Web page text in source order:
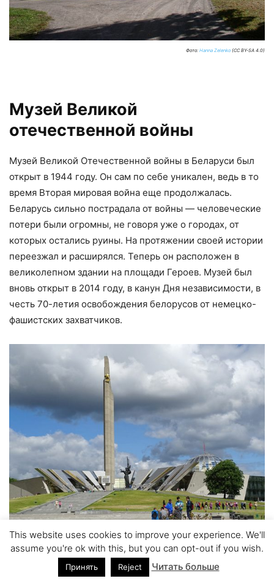
Фото: Hanna Zelenko (CC BY-SA 4.0)
Музей Великой
отечественной войны
Музей Великой Отечественной войны в Беларуси был
открыт в 1944 году. Он сам по себе уникален, ведь в то
время Вторая мировая война еще продолжалась.
Беларусь сильно пострадала от войны — человеческие
потери были огромны, не говоря уже о городах, от
которых остались руины. На протяжении своей истории
переезжал и расширялся. Теперь он расположен в
великолепном здании на площади Героев. Музей был
вновь открыт в 2014 году, в канун Дня независимости, в
честь 70-летия освобождения белорусов от немецко-
фашистских захватчиков.
Фото: Adam Jones from Kelowna, BC, Canada(CC BY-SA 2.0)
This website uses cookies to improve your experience. We'll
assume you're ok with this, but you can opt-out if you wish.
Принять Reject Читать больше